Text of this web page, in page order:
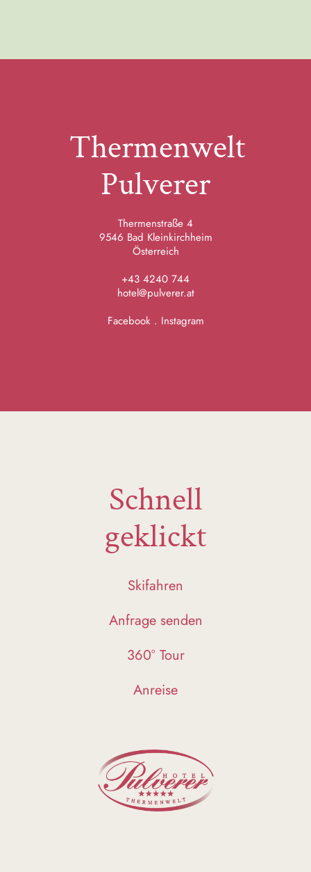
Thermenwelt
Pulverer
Thermenstraße 4
9546 Bad Kleinkirchheim
Österreich
+43 4240 744
hotel@pulverer.at
Facebook. Instagram
Schnell
geklickt
Skifahren
Anfrage senden
360° Tour
Anreise